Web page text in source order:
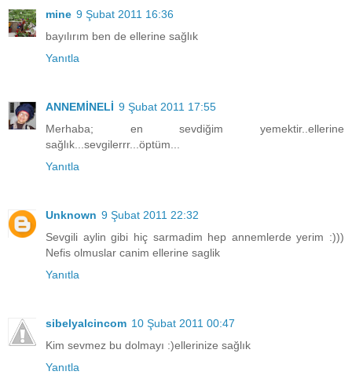
mine 9 Şubat 2011 16:36
bayılırım ben de ellerine sağlık
Yanıtla
ANNEMİNELİ 9 Şubat 2011 17:55
Merhaba; en sevdiğim yemektir..ellerine
sağlık...sevgilerrr...öptüm...
Yanıtla
Unknown 9 Şubat 2011 22:32
Sevgili aylin gibi hiç sarmadim hep annemlerde yerim :)))
Nefis olmuslar canim ellerine saglik
Yanıtla
sibelyalcincom 10 Şubat 2011 00:47
Kim sevmez bu dolmayı :)ellerinize sağlık
Yanıtla